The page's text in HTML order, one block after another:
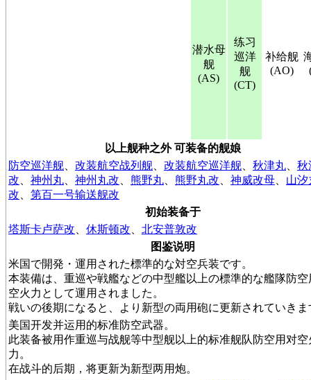
潜水母
舰
(AS)
练习
巡洋
舰
(CT)
补给舰
(AO)
以上舰种之外 可装备的舰娘
防空巡洋舰
改装航空战列舰 改装航空巡洋舰 秋津丸
秋
改
神州丸 神州丸改 熊野丸 熊野丸改 神威改母
山汐
改
第百一号输送舰改
初始装备于
塔斯卡卢萨改
休斯顿改
北安普敦改
图鉴说明
米国で開発・運用された標準的な対空兵装です。
本装備は、重巡や戦艦などの中型艦以上の標準的な艦隊防空
空火力として運用されました。
戦いの後期になると、より新型の両用砲に更新されていきま
美国开发并运用的标准防空武器。
此装备被用作重巡与战舰等中型舰以上的标准舰队防空用对空
力。
在战斗的后期，将更新为新型两用炮。